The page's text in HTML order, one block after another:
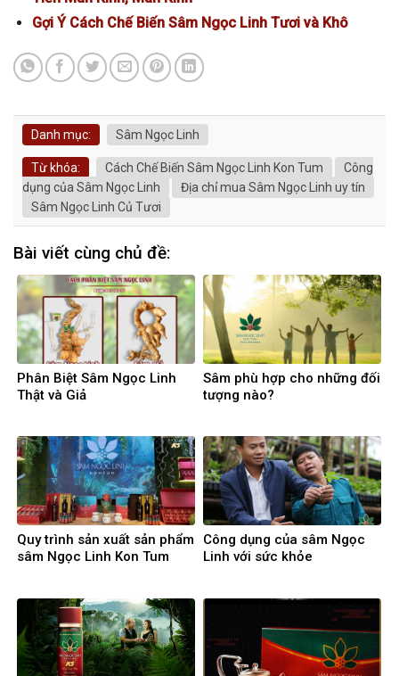
Gợi Ý Cách Chế Biến Sâm Ngọc Linh Tươi và Khô
Danh mục: Sâm Ngọc Linh
Từ khóa: Cách Chế Biến Sâm Ngọc Linh Kon Tum
Công
dụng của Sâm Ngọc Linh
Địa chỉ mua Sâm Ngọc Linh uy tín
Sâm Ngọc Linh Củ Tươi
Bài viết cùng chủ đề:
Phân Biệt Sâm Ngọc Linh
Thật và Giả
Sâm phù hợp cho những đối
tượng nào?
Quy trình sản xuất sản phẩm
sâm Ngọc Linh Kon Tum
Công dụng của sâm Ngọc
Linh với sức khỏe